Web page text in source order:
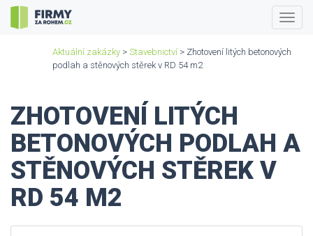
Aktuální zakázky > Stavebnictví > Zhotovení litých betonových
podlah a stěnových stěrek v RD 54 m2
ZHOTOVENÍ LITÝCH
BETONOVÝCH PODLAH A
STĚNOVÝCH STĚREK V
RD 54 M2